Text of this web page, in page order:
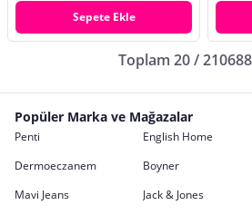
Sepete Ekle
Toplam 20 /
Popüler Marka ve Mağazalar
Penti English Home
Dermoeczanem
Boyner
Mavi Jeans
Jack & Jones